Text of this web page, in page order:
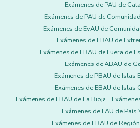
Exámenes de PAU de
Exámenes de PAU de
Exámenes de EvAU de
Exámenes de EBAU de
Exámenes de EBAU de Fuera de
Exámenes de ABAU de
Exámenes de PBAU de Islas
Exámenes de EBAU de Islas
Exámenes de EBAU de La Rioja
Exámenes de EAU de País
Exámenes de EBAU de